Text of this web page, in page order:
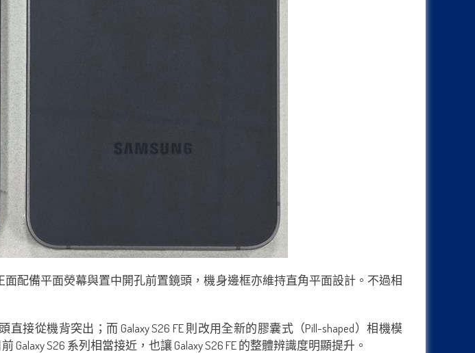
面配備平面熒幕與置中開孔前置鏡頭，機身邊框亦維持直角平面設計。不過相
直接從機背突出；而 Galaxy S26 FE 則改用全新的膠囊式（Pill-shaped）相機模
S26 系列相當接近，也讓 Galaxy S26 FE 的整體辨識度明顯提升。